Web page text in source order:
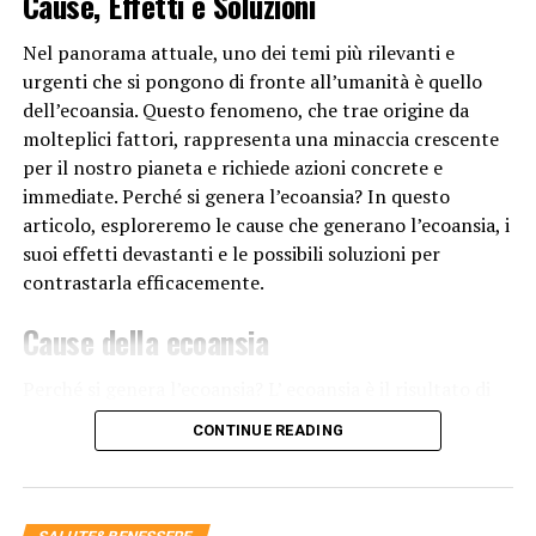
Alcuni fattori ambientali e di stile di vita possono
influenzare la perdita dei capelli negli uomini, sebbene
siano meno significativi rispetto ai fattori genetici e
ormonali. Ad esempio, lo stress e le cattive abitudini
alimentari possono avere un impatto sulla salute dei
capelli, ma non sono la causa diretta della calvizie
maschile.
Per riassumere, gli uomini perdono i capelli per via
genetica e l’azione progressiva del tempo sui follicoli
piliferi. Mentre non esistono cure definitive per la
rallentarne la progressione e stimolare la ricrescita dei
capelli. È consigliabile consultare un dermatologo o un
Nel panorama attuale, uno dei temi più rilevanti e
urgenti che si pongono di fronte all’umanità è quello
dell’ecoansia. Questo fenomeno, che trae origine da
molteplici fattori, rappresenta una minaccia crescente
per il nostro pianeta e richiede azioni concrete e
immediate. Perché si genera l’ecoansia? In questo
articolo, esploreremo le cause che generano l’ecoansia, i
suoi effetti devastanti e le possibili soluzioni per
contrastarla efficacemente.
Cause della ecoansia
una serie di comportamenti umanie pratiche
industriali che mettono a repentaglio gli equilibri
CONTINUE READING